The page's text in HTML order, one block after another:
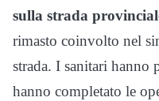
sulla strada
rimasto coinvolto nel
strada. I sanitari hanno
hanno completato le